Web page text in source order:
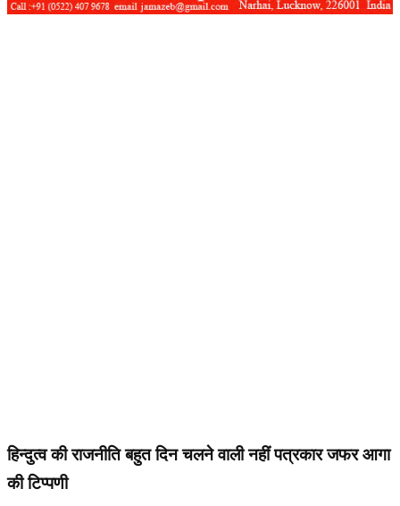
हिन्दुत्व की राजनीति बहुत दिन चलने वाली नहीं पत्रकार जफर आगा
की टिप्पणी